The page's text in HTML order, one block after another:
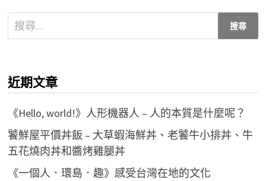
搜
尋
字:
近期文章
《Hello, world!》人形機器人 – 人的本質是什麼呢？
饕鮮屋平價丼飯 – 大草蝦海鮮丼、老饕牛小排丼、牛
五花燒肉丼和醬烤雞腿丼
《一個人．環島．趣》感受台灣在地的文化